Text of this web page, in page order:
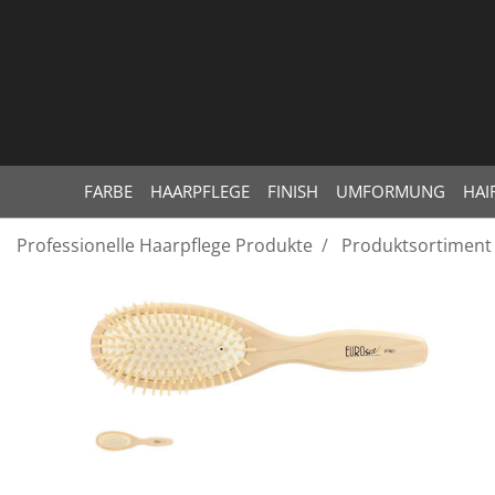
FARBE HAARPFLEGE FINISH UMFORMUNG
Professionelle Haarpflege Produkte Produktsortiment